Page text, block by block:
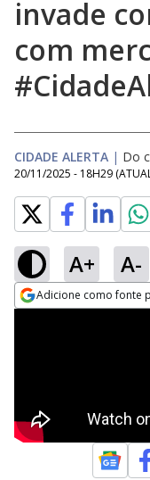
invade
com
CIDADE ALERTA | Do
20/11/2025 - 18H29
A+ A-
Adicione como fonte